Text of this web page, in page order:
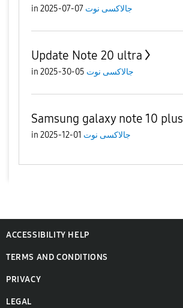
in جالاكسى نوت 07-07-2025
Update Note 20 ultra
in جالاكسى نوت 05-30-2025
Samsung galaxy note 10 plus
in جالاكسى نوت 01-12-2025
ACCESSIBILITY HELP
TERMS AND CONDITIONS
PRIVACY
LEGAL